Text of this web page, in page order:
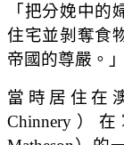
「把分娩中
住宅並剝奪食
帝國的尊嚴。」
當時居住在
Chinnery）